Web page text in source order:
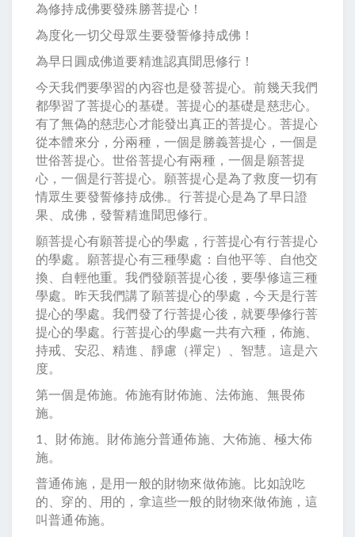
為修持成佛要發殊勝菩提心！
為度化一切父母眾生要發誓修持成佛！
為早日圓成佛道要精進認真聞思修行！
今天我們要學習的內容也是發菩提心。前幾天我們
都學習了菩提心的基礎。菩提心的基礎是慈悲心。
有了無偽的慈悲心才能發出真正的菩提心。菩提心
從本體來分，分兩種，一個是勝義菩提心，一個是
世俗菩提心。世俗菩提心有兩種，一個是願菩提
心，一個是行菩提心。願菩提心是為了救度一切有
情眾生要發誓修持成佛.。行菩提心是為了早日證
果、成佛，發誓精進聞思修行。
願菩提心有願菩提心的學處，行菩提心有行菩提心
的學處。願菩提心有三種學處：自他平等、自他交
換、自輕他重。我們發願菩提心後，要學修這三種
學處。昨天我們講了願菩提心的學處，今天是行菩
提心的學處。我們發了行菩提心後，就要學修行菩
提心的學處。行菩提心的學處一共有六種，佈施、
持戒、安忍、精進、靜慮（禪定）、智慧。這是六
度。
第一個是佈施。佈施有財佈施、法佈施、無畏佈
施。
1、財佈施。財佈施分普通佈施、大佈施、極大佈
施。
普通佈施，是用一般的財物來做佈施。比如說吃
的、穿的、用的，拿這些一般的財物來做佈施，這
叫普通佈施。